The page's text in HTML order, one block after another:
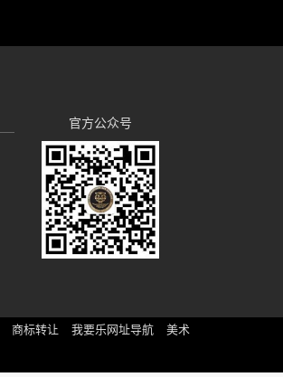
官方公众号
商标转让 我要乐网址导航
美术